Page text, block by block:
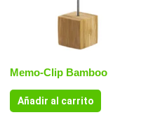
Memo-Clip Bamboo
Añadir al carrito